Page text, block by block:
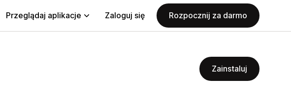
Przeglądaj aplikacje Zaloguj się Rozpocznij za darmo
Zainstaluj